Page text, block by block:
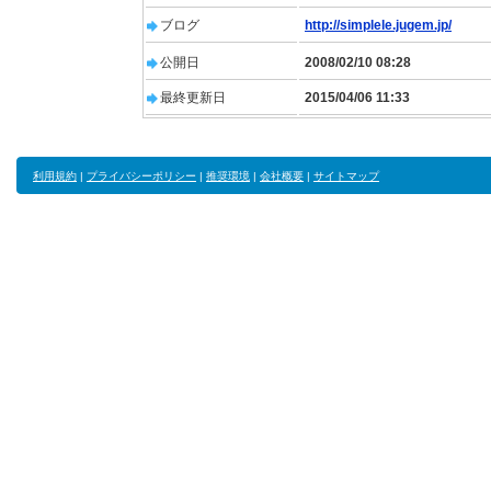
ブログ http://simplele.jugem.jp/
公開日 2008/02/10 08:28
最終更新日 2015/04/06 11:33
利用規約 | プライバシーポリシー | 推奨環境 | 会社概要 | サイトマップ